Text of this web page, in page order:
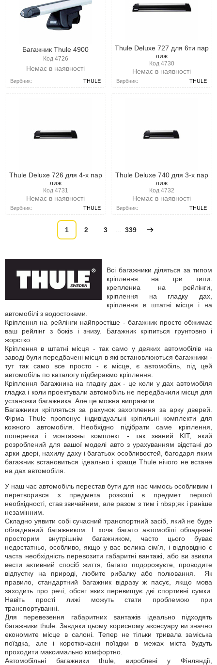
Багажник Thule 4900
Код 4726
Немає в наявності
Вирбник: THULE
Thule Deluxe 727 для 6ти пар
лиж
Код 4730
Немає в наявності
Вирбник: THULE
Thule Deluxe 726 для 4-х пар
лиж
Код 4731
Немає в наявності
Вирбник: THULE
Thule Deluxe 740 для 3-х пар
лиж
Код 4732
Немає в наявності
Вирбник: THULE
1 2 3 339
Всі багажники діляться за типом
кріплення на три типи:
креплениа на рейлінги,
кріплення на гладку дах,
кріплення в штатні місця і на
автомобілі з водостоками.
Кріплення на рейлінги найпростіше - багажник просто обжимає
ваш рейлінг з боків і знизу. Багажник кріпиться грунтовно і
жорстко.
Кріплення в штатні місця - так само у деяких автомобілів на
заводі були передбачені місця в які встановлюються багажники -
тут так само все просто - є місце, є автомобіль, під цей
автомобіль по каталогу підбираємо кріплення.
Кріплення багажника на гладку дах - це коли у дах автомобіля
гладка і коли проектували автомобіль не передбачили місця для
установки багажника. Але це можна виправити.
Багажники кріпляться за рахунок захоплення за арку дверей.
Фірма Thule пропонує індивідуальні кріпильні комплекти для
кожного автомобіля. Необхідно підібрати саме кріплення,
поперечки і монтажны комплект - так званий KIT, який
розроблений для вашої моделі авто з урахуванням відстані до
арки двері, нахилу даху і багатьох особливостей, багодаря яким
багажник встановиться ідеально і краще Thule нічого не встане
на дах автомобіля.
У наш час автомобіль перестав бути для нас чимось особливим і
перетворився з предмета розкоші в предмет першої
необхідності, став звичайним, але разом з тим і nbsp;як і раніше
незамінним.
Складно уявити собі сучасний транспортний засіб, який не буде
обладнаний багажником. І хоча багато автомобілі обладнані
просторим внутрішнім багажником, часто цього буває
недостатньо, особливо, якщо у вас велика сім'я, і відповідно є
часта необхідність перевозити габаритні вантажі, або ви звикли
вести активний спосіб життя, багато подорожуєте, проводите
відпустку на природі, любите рибалку або полювання. Як
правило, стандартний багажник відразу ж пасує, якщо мова
заходить про речі, обсяг яких перевищує дві спортивні сумки.
Навіть прості лижі можуть стати проблемою при
транспортуванні.
Для перевезення габаритних вантажів ідеально підходять
багажники thule. Завдяки цьому корисному аксесуару ви значно
економите місце в салоні. Тепер не тільки тривала заміська
поїздка, але і короткочасні поїздки в межах міста будуть
проходити максимально комфортно.
Автомобільні багажники thule, вироблені у Фінляндії,